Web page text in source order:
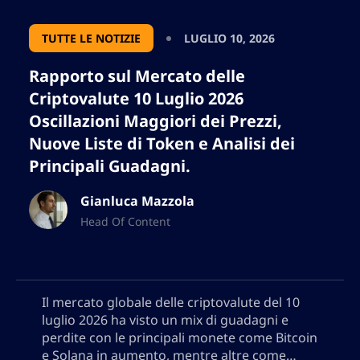
TUTTE LE NOTIZIE LUGLIO 10, 2026
Rapporto sul Mercato delle
Criptovalute 10 Luglio 2026
Oscillazioni Maggiori dei Prezzi,
Nuove Liste di Token e Analisi dei
Principali Guadagni.
Gianluca Mazzola
Head Of Content
Il mercato globale delle criptovalute del 10
luglio 2026 ha visto un mix di guadagni e
perdite con le principali monete come Bitcoin
e Solana in aumento, mentre altre come